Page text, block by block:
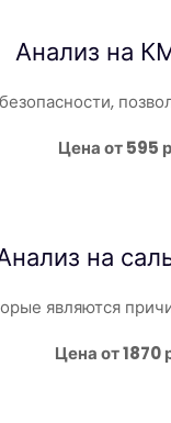
Анализ на
Цена от 595
на
являются
Цена от 1870